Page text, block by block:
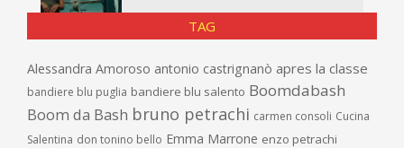
TAG
Alessandra Amoroso antonio castrignanò apres la classe
bandiere blu puglia bandiere blu salento Boomdabash
Boom da Bash bruno petrachi carmen consoli Cucina
Salentina don tonino bello Emma Marrone enzo petrachi